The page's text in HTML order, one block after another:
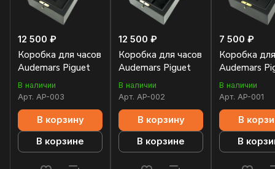
12 500 ₽
Коробка для часов
Audemars Piguet
В наличии
Арт. AP-003
В корзину
В корзине
12 500 ₽
Коробка для часов
Audemars Piguet
В наличии
Арт. AP-002
В корзину
В корзине
7 500 ₽
Коробка
Audemars
В наличии
Арт. AP-001
В
В